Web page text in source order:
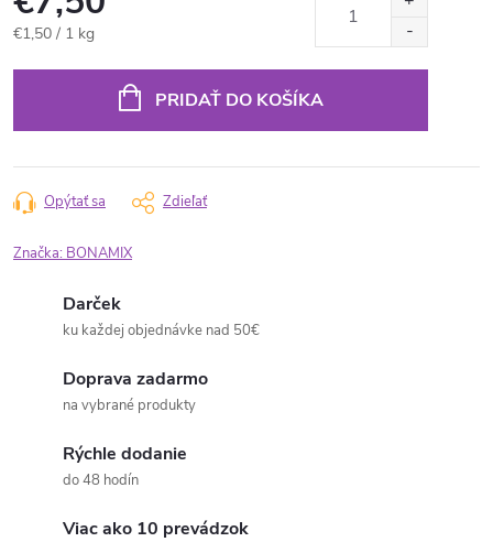
Jednotková
€1,50 / 1 kg
PRIDAŤ DO KOŠÍKA
Opýtať sa Zdieľať
Značka: BONAMIX
Darček
ku každej objednávke nad 50€
Doprava zadarmo
na vybrané produkty
Rýchle dodanie
do 48 hodín
Viac ako 10 prevádzok